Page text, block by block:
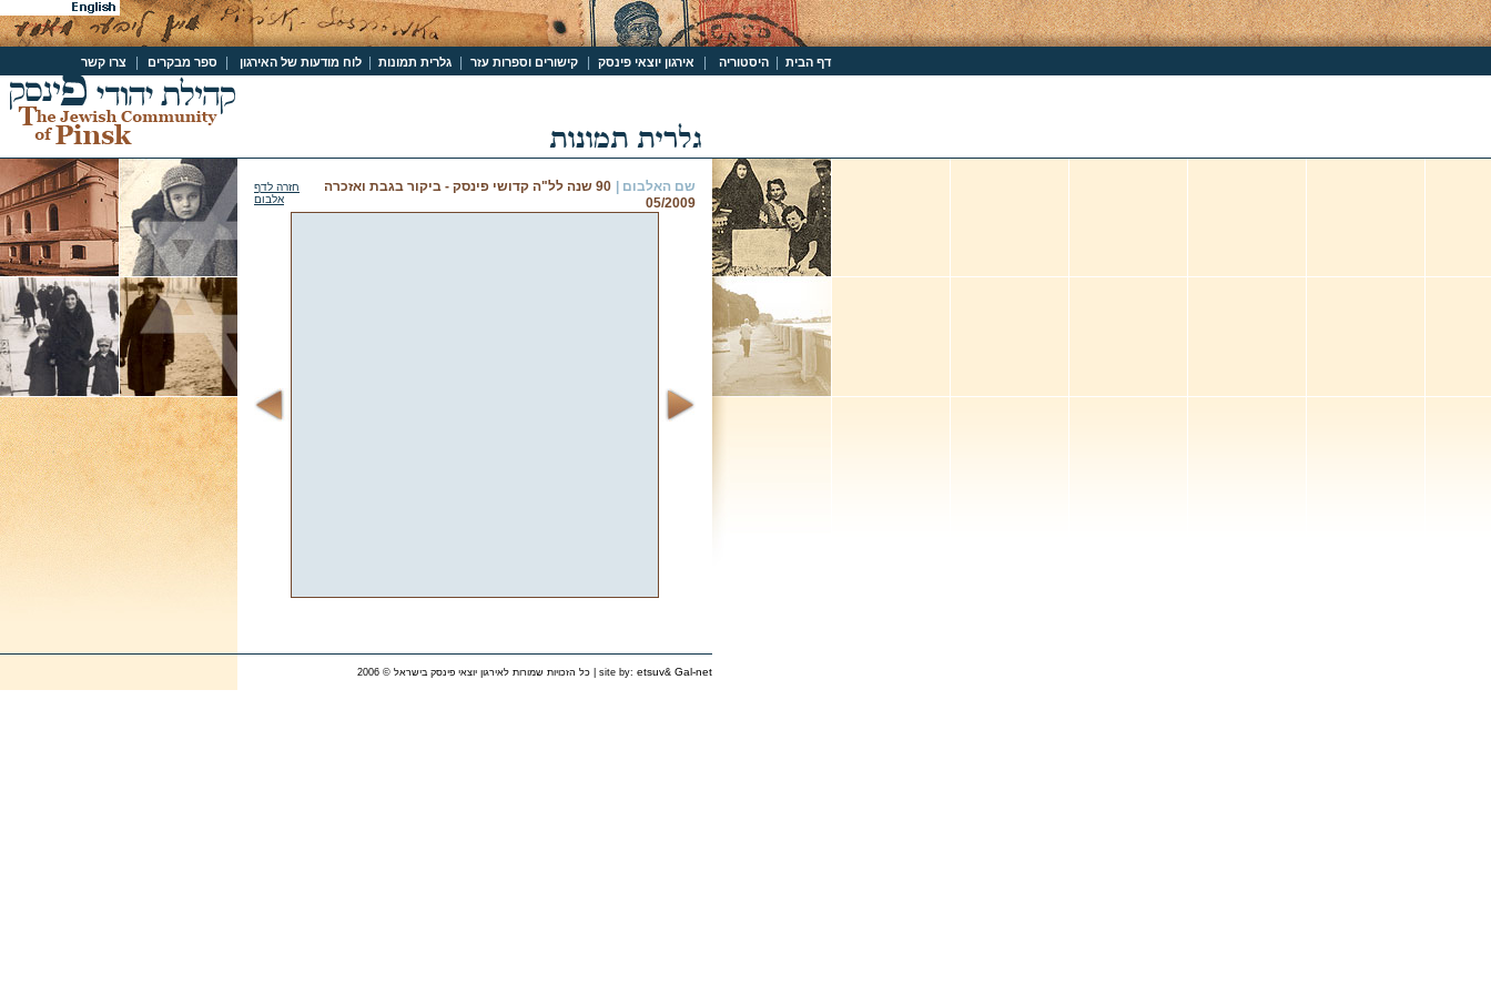
דף הבית היסטוריה אירגון יוצאי פינסק קישורים וספרות עזר גלרית תמונות לוח מודעות של האירגון ספר מבקרים צרו קשר
שם האלבום |
90 שנה לל"ה קדושי פינסק - ביקור בגבת ואזכרה
05/2009
חזרה לדף
אלבום
כל הזכויות שמורות לאירגון יוצאי פינסק בישראל © 2006 | site by: etsuv& Gal-net